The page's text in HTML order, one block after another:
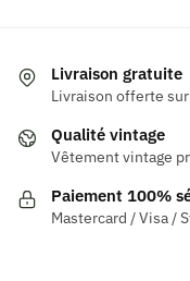
variations.
Les
peuvent
choisies
Livraison gratuite
Livraison offerte
Qualité vintage
Vêtement vintage
Paiement 100%
Mastercard / Visa /